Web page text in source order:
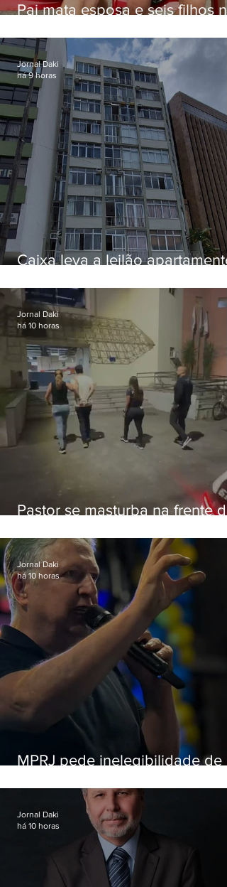
Pai mata esposa e seis filhos
Caixa leva a leilão apartamento
Botafogo
Jornal Daki
há 9 horas
Pastor se masturba na frente de
Jornal Daki
há 10 horas
MPRJ pede inelegibilidade de
Jornal Daki
há 10 horas
Jornal Daki
há 10 horas